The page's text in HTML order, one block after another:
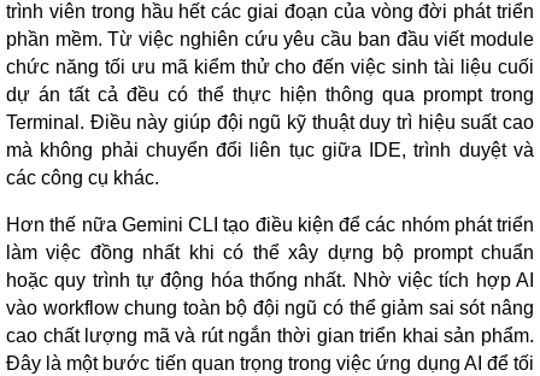
trình viên trong hầu hết các giai đoạn của vòng đời phát triển
phần mềm. Từ việc nghiên cứu yêu cầu ban đầu viết module
chức năng tối ưu mã kiểm thử cho đến việc sinh tài liệu cuối
dự án tất cả đều có thể thực hiện thông qua prompt trong
Terminal. Điều này giúp đội ngũ kỹ thuật duy trì hiệu suất cao
mà không phải chuyển đổi liên tục giữa IDE, trình duyệt và
các công cụ khác.
Hơn thế nữa Gemini CLI tạo điều kiện để các nhóm phát triển
làm việc đồng nhất khi có thể xây dựng bộ prompt chuẩn
hoặc quy trình tự động hóa thống nhất. Nhờ việc tích hợp AI
vào workflow chung toàn bộ đội ngũ có thể giảm sai sót nâng
cao chất lượng mã và rút ngắn thời gian triển khai sản phẩm.
Đây là một bước tiến quan trọng trong việc ứng dụng AI để tối